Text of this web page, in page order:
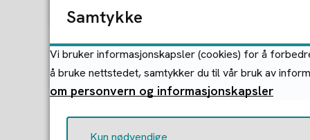
Viltforvaltning
Samtykke
Vi bruker informasjonskapsler (cookies) for å
å bruke nettstedet, samtykker du til vår bruk av
om personvern og informasjonskapsler
Kun nødvendige